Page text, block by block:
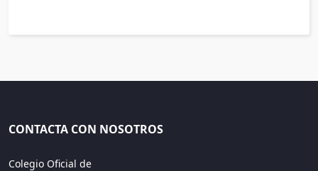
CONTACTA CON NOSOTROS
Colegio Oficial de